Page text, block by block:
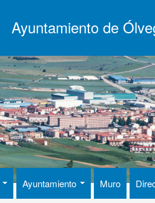
Ayuntamiento de
Ayuntamiento Muro